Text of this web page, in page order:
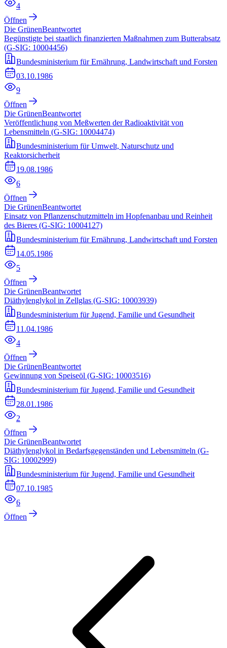
4
Öffnen
Die GrünenBeantwortet
Begünstigte bei staatlich finanzierten Maßnahmen zum Butterabsatz
(G-SIG: 10004456)
Bundesministerium für Ernährung, Landwirtschaft und Forsten
03.10.1986
9
Öffnen
Die GrünenBeantwortet
Veröffentlichung von Meßwerten der Radioaktivität von
Lebensmitteln (G-SIG: 10004474)
Bundesministerium für Umwelt, Naturschutz und
Reaktorsicherheit
19.08.1986
6
Öffnen
Die GrünenBeantwortet
Einsatz von Pflanzenschutzmitteln im Hopfenanbau und Reinheit
des Bieres (G-SIG: 10004127)
Bundesministerium für Ernährung, Landwirtschaft und Forsten
14.05.1986
5
Öffnen
Die GrünenBeantwortet
Diäthylenglykol in Zellglas (G-SIG: 10003939)
Bundesministerium für Jugend, Familie und Gesundheit
11.04.1986
4
Öffnen
Die GrünenBeantwortet
Gewinnung von Speiseöl (G-SIG: 10003516)
Bundesministerium für Jugend, Familie und Gesundheit
28.01.1986
2
Öffnen
Die GrünenBeantwortet
Diäthylenglykol in Bedarfsgegenständen und Lebensmitteln (G-
SIG: 10002999)
Bundesministerium für Jugend, Familie und Gesundheit
07.10.1985
6
Öffnen